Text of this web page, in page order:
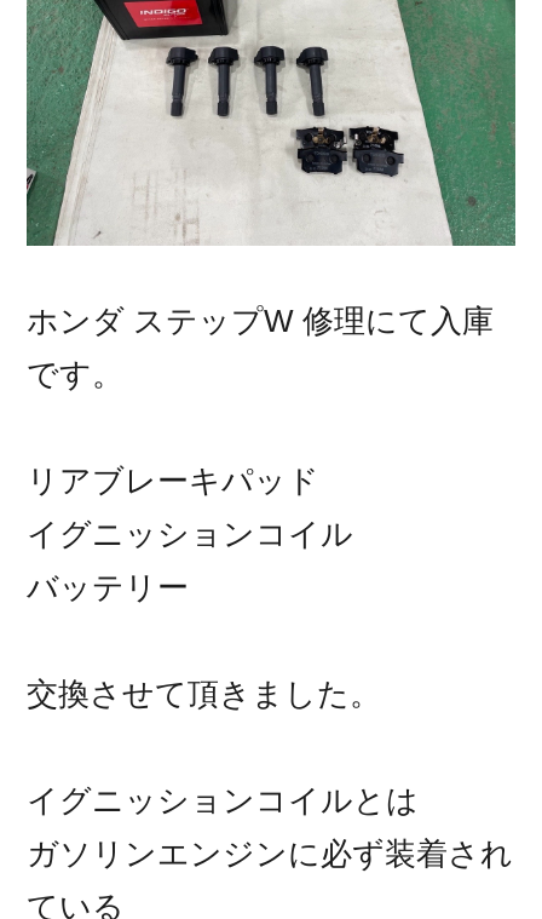
ホンダ ステップW 修理にて入庫
です。
リアブレーキパッド
イグニッションコイル
バッテリー
交換させて頂きました。
イグニッションコイルとは
ガソリンエンジンに必ず装着され
ている